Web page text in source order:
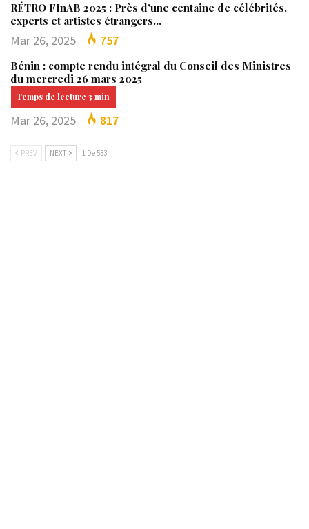
RÉTRO FInAB 2025 : Près d’une centaine de célébrités,
experts et artistes étrangers…
Mar 26, 2025 757
Bénin : compte rendu intégral du Conseil des Ministres
du mercredi 26 mars 2025
Mar 26, 2025 817
PREV NEXT 1 De 533